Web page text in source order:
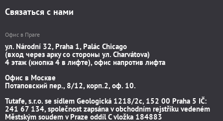
Связаться с нами
Офис в Праге
ул. Národní 32, Praha 1, Palác Chicago
(вход через арку со стороны ул. Charvátova)
4 этаж (кнопка 4 в лифте), офис напротив лифта
Офис в Москве
Потаповский пер., 8/12, корп.2, оф. 10.
Tutafe, s.r.o. se sídlem Geologická 1218/2c, 152 00 Praha 5 IČ:
241 67 134, společnost zapsána v obchodním rejstříku vedeném
Městským soudem v Praze oddíl C vložka 184883